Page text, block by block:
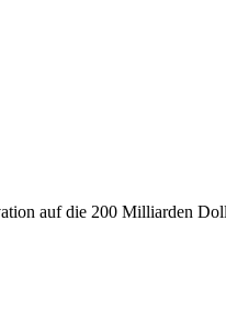
auf die 200 Milliarden